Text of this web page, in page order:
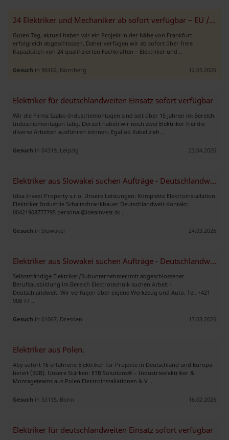
24 Elektriker und Mechaniker ab sofort verfügbar – EU / USA
Guten Tag, aktuell haben wir ein Projekt in der Nähe von Frankfurt
erfolgreich abgeschlossen. Daher verfügen wir ab sofort über freie
Kapazitäten von 24 qualifizierten Fachkräften – Elektriker und ..
Gesuch in 90402, Nürnberg 12.05.2026
Elektriker für deutschlandweiten Einsatz sofort verfügbar
Wir die Firma Szabo-Industriemontagen sind seit über 15 Jahren im Bereich
Industriemontagen tätig. Derzeit haben wir noch zwei Elektriker frei die
diverse Arbeiten ausführen können. Egal ob Kabel zieh ..
Gesuch in 04319, Leipzig 23.04.2026
Elektriker aus Slowakei suchen Aufträge - Deutschlandweit
Idea Invest Property s.r.o. Unsere Leistungen: Komplette Elektroinstallation
Elektriker Industrie Schaltschrankbauer Deutschlandweit Kontakt:
00421908777795 personal@ideainvest.sk
Gesuch in Slowakei 24.03.2026
Elektriker aus Slowakei suchen Aufträge - Deutschlandweit
Selbstständige Elektriker/Subunternehmer/mit abgeschlossener
Berufsausbildung im Bereich Elektrotechnik suchen Arbeit -
Deutschlandweit. Wir verfügen über eigene Werkzeug und Auto. Tel. +421
908 77 ..
Gesuch in 01067, Dresden 17.03.2026
Elektriker aus Polen.
Aby sofort 16 erfahrene Elektriker für Projekte in Deutschland und Europa
bereit (B2B). Unsere Stärken: ETB Solutions® – Industrieelektriker &
Montageteams aus Polen Elektroinstallationen & V ..
Gesuch in 53115, Bonn 16.02.2026
Elektriker für deutschlandweiten Einsatz sofort verfügbar